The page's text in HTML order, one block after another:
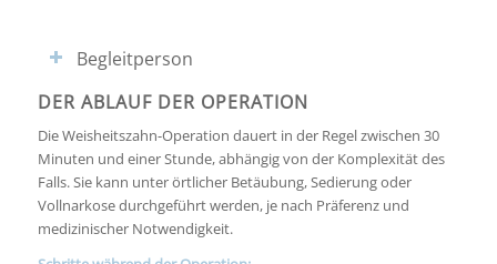
Begleitperson
DER ABLAUF DER OPERATION
Die Weisheitszahn-Operation dauert in der Regel zwischen 30
Minuten und einer Stunde, abhängig von der Komplexität des
Falls. Sie kann unter örtlicher Betäubung, Sedierung oder
Vollnarkose durchgeführt werden, je nach Präferenz und
medizinischer Notwendigkeit.